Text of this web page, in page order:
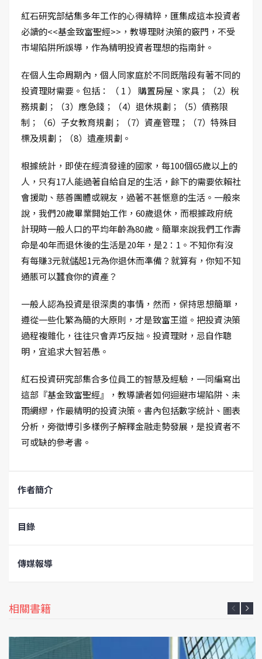
紅石研究部結集多年工作的心得精粹，匯集成這本投資者
必讀的<<基金致富聖經>>，教導理財決策的竅門，不受
市場陷阱所誤導，作為精明投資者理想的指南針。
在個人生命周期內，個人同家庭於不同既階段有著不同的
投資理財需要。包括： （ 1 ） 購置房屋、家具；（2）稅
務規劃；（3）應急錢；（4）退休規劃；（5）債務限
制；（6）子女教育規劃；（7）資產管理；（7）特殊目
標及規劃；（8）遺產規劃。
根據統計，即使在經濟發達的國家，每100個65歲以上的
人，只有17人能過著自給自足的生活，餘下的需要依賴社
會援助、慈善團體或親友，過著不甚愜意的生活。一般來
說，我們20歲畢業開始工作，60歲退休，而根據政府統
計現時一般人口的平均年齡為80歲。簡單來說我們工作壽
命是40年而退休後的生活是20年，是2：1。不知你有沒
有每賺3元就儲起1元為你退休而準備？就算有，你知不知
通脹可以蠶食你的資產？
一般人認為投資是很深奧的事情，然而，保持思想簡單，
遵從一些化繁為簡的大原則，才是致富王道。把投資決策
過程複雜化，往往只會弄巧反拙。投資理財，忌自作聰
明，宜追求大智若愚。
紅石投資研究部集合多位員工的智慧及經驗，一同編寫出
這部『基金致富聖經』，教導讀者如何迴避市場陷阱、未
雨綢繆，作最精明的投資決策。書內包括數字統計、圖表
分析，旁徵博引多樣例子解釋金融走勢發展，是投資者不
可或缺的參考書。
作者簡介
目錄
傳媒報導
相關書籍